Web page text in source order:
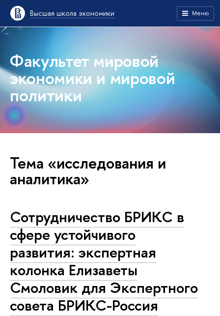
Высшая школа экономики Меню
Факультет мировой
экономики и мировой
политики
Тема «исследования и
аналитика»
Сотрудничество БРИКС в
сфере устойчивого
развития: экспертная
колонка Елизаветы
Смоловик для Экспертного
совета БРИКС-Россия